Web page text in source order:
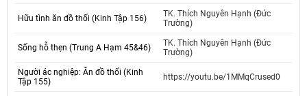
Hữu tình ăn đồ thối (Kinh Tập 156)
TK. Thích Nguyên Hạnh (Đức
Trường)
Sống hỗ thẹn (Trung A Hạm 45&46)
TK. Thích Nguyên Hạnh (Đức
Trường)
Người ác nghiệp: Ăn đồ thối (Kinh
Tập 155)
https://youtu.be/1MMqCrused0